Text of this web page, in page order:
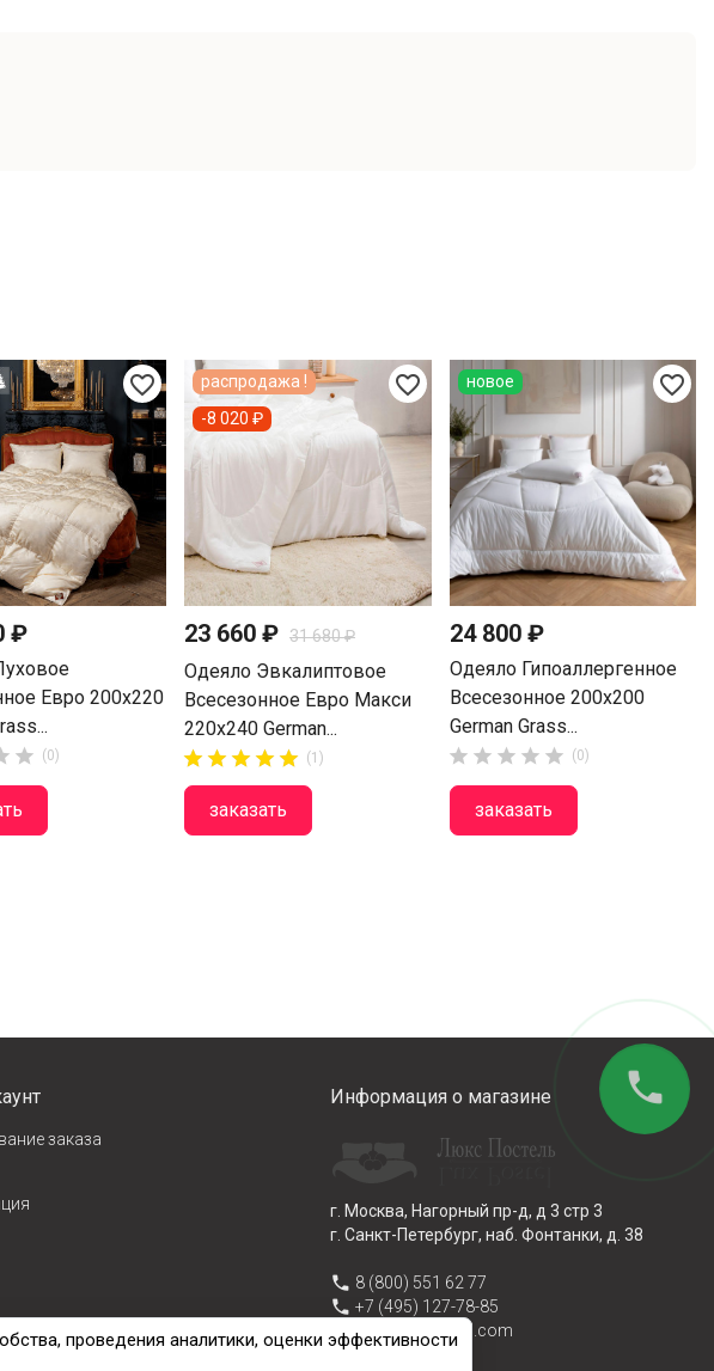
favorite_border
₽
Евро 200х220
 (0)
favorite_border
23 660 ₽ 31 680 ₽
Одеяло Эвкалиптовое
Всесезонное Евро Макси
220х240 German...

 (1)
заказать
распродажа !
-8 020 ₽
favorite_border
24 800 ₽
Одеяло Гипоаллергенное
Всесезонное 200х200
German Grass...
     (0)
заказать
новое
заказа
Информация о магазине
г. Москва, Нагорный пр-д, д 3 стр 3
г. Санкт-Петербург, наб. Фонтанки, д. 38
phone 8 (800) 551 62 77
phone +7 (495) 127-78-85
email info@lux-postel.com
проведения аналитики, оценки эффективности
phone